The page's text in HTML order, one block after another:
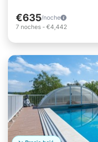
€635/noche
7 noches - €4,442